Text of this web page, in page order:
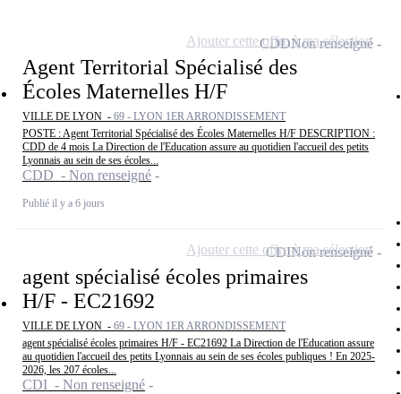
Agent Territorial Spécialisé des
Écoles Maternelles H/F
VILLE DE LYON - 69 - LYON 1ER ARRONDISSEMENT
POSTE : Agent Territorial Spécialisé des Écoles Maternelles H/F DESCRIPTION :
CDD de 4 mois La Direction de l'Education assure au quotidien l'accueil des petits
Lyonnais au sein de ses écoles...
CDD - Non renseigné
Publié il y a 6 jours
CDDNon renseigné
Ajouter cette offre à ma sélection
agent spécialisé écoles primaires
H/F - EC21692
VILLE DE LYON - 69 - LYON 1ER ARRONDISSEMENT
agent spécialisé écoles primaires H/F - EC21692 La Direction de l'Education assure
au quotidien l'accueil des petits Lyonnais au sein de ses écoles publiques ! En 2025-
2026, les 207 écoles...
CDI - Non renseigné
CDINon renseigné
Ajouter cette offre à ma sélection